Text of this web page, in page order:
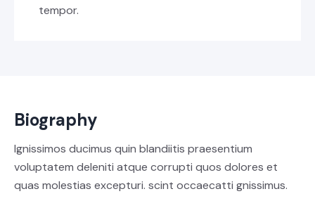
tempor.
Biography
Ignissimos ducimus quin blandiitis praesentium
voluptatem deleniti atque corrupti quos dolores et
quas molestias excepturi. scint occaecatti gnissimus.